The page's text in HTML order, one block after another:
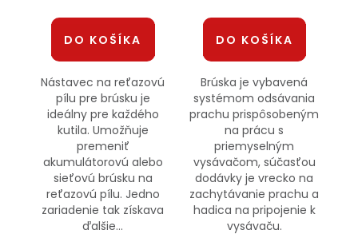
DO KOŠÍKA
Nástavec na reťazovú
pílu pre brúsku je
ideálny pre každého
kutila. Umožňuje
premeniť
akumulátorovú alebo
sieťovú brúsku na
reťazovú pílu. Jedno
zariadenie tak získava
ďalšie...
DO KOŠÍKA
Brúska je vybavená
systémom odsávania
prachu prispôsobeným
na prácu s
priemyselným
vysávačom, súčasťou
dodávky je vrecko na
zachytávanie prachu a
hadica na pripojenie k
vysávaču.